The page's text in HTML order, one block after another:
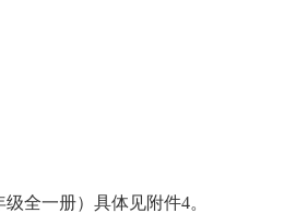
全一册）具体见附件4。